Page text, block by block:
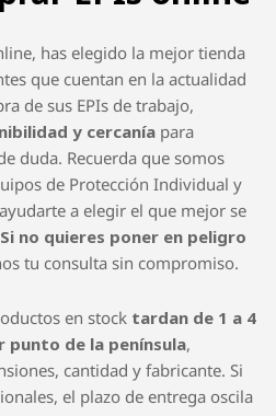
EPIs online
has elegido la mejor tienda
de sus EPIs de trabajo,
y cercaníapara
duda. Recuerda que somos
de Protección Individual y